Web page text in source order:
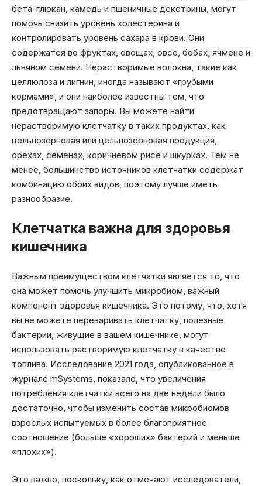
бета-глюкан, камедь и пшеничные декстрины, могут
помочь снизить уровень холестерина и
контролировать уровень сахара в крови. Они
содержатся во фруктах, овощах, овсе, бобах, ячмене и
льняном семени. Нерастворимые волокна, такие как
целлюлоза и лигнин, иногда называют «грубыми
кормами», и они наиболее известны тем, что
предотвращают запоры. Вы можете найти
нерастворимую клетчатку в таких продуктах, как
цельнозерновая или цельнозерновая продукция,
орехах, семенах, коричневом рисе и шкурках. Тем не
менее, большинство источников клетчатки содержат
комбинацию обоих видов, поэтому лучше иметь
разнообразие.
Клетчатка важна для здоровья
кишечника
Важным преимуществом клетчатки является то, что
она может помочь улучшить микробиом, важный
компонент здоровья кишечника. Это потому, что, хотя
вы не можете переваривать клетчатку, полезные
бактерии, живущие в вашем кишечнике, могут
использовать растворимую клетчатку в качестве
топлива. Исследование 2021 года, опубликованное в
журнале mSystems, показало, что увеличения
потребления клетчатки всего на две недели было
достаточно, чтобы изменить состав микробиомов
взрослых испытуемых в более благоприятное
соотношение (больше «хороших» бактерий и меньше
«плохих»).
Это важно, поскольку, как отмечают исследователи,